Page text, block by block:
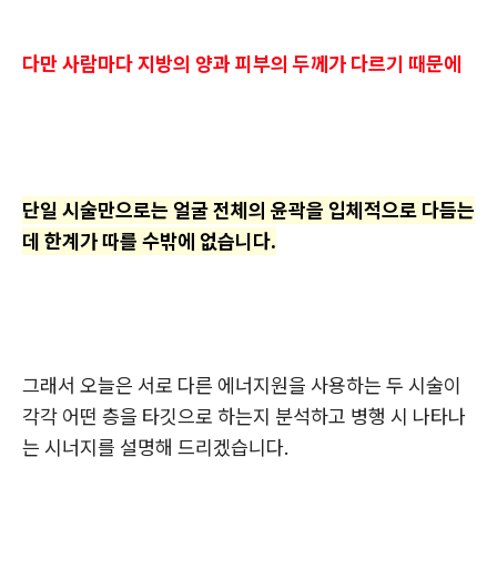
다만 사람마다 지방의 양과 피부의 두께가 다르기 때문에
단일 시술만으로는 얼굴 전체의 윤곽을 입체적으로 다듬는
데 한계가 따를 수밖에 없습니다.
그래서 오늘은 서로 다른 에너지원을 사용하는 두 시술이
각각 어떤 층을 타깃으로 하는지 분석하고 병행 시 나타나
는 시너지를 설명해 드리겠습니다.